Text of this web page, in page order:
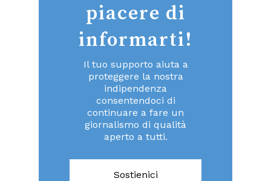
piacere di
informarti!
Il tuo supporto aiuta a
proteggere la nostra
indipendenza
consentendoci di
continuare a fare un
giornalismo di qualità
aperto a tutti.
Sostienici